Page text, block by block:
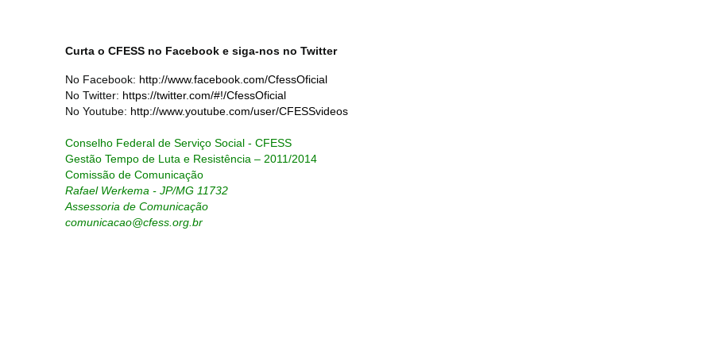
Curta o CFESS no Facebook e siga-nos no Twitter
No Facebook: http://www.facebook.com/CfessOficial
No Twitter: https://twitter.com/#!/CfessOficial
No Youtube: http://www.youtube.com/user/CFESSvideos
Conselho Federal de Serviço Social - CFESS
Gestão Tempo de Luta e Resistência – 2011/2014
Comissão de Comunicação
Rafael Werkema - JP/MG 11732
Assessoria de Comunicação
comunicacao@cfess.org.br